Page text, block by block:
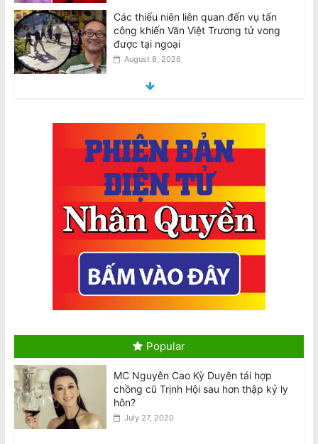
Các thiếu niên liên quan đến vụ tấn
công khiến Văn Việt Trương tử vong
được tại ngoại
August 8, 2026
Teens involved in fatal attack on Van
VIDEO: ATSB điều tra 2 máy bay
Qantas suýt đâm nhau ở Sydney
August 8, 2026
Thiên Nguyễn bị buộc tội giết phụ nữ
August 8, 2026
August 8, 2026
National Stroke Week: 6 Loại thực
phẩm giúp ngăn ngừa các cơn đột
quỵ, tử vong
August 8, 2026
Popular
MC Nguyễn Cao Kỳ Duyên tái hợp
chồng cũ Trịnh Hội sau hơn thập kỷ ly
hôn?
July 27, 2020